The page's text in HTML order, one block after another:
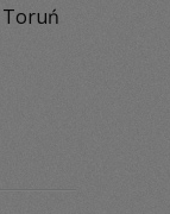
Toruń